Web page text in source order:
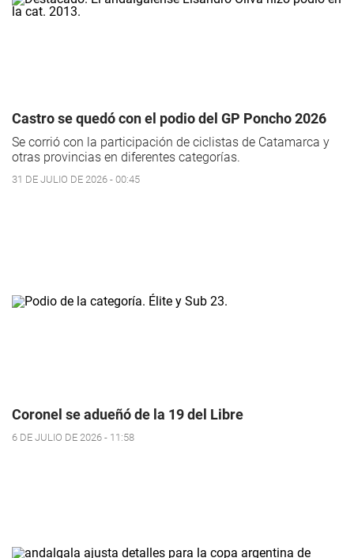
Castro se quedó con el podio del GP Poncho 2026
Se corrió con la participación de ciclistas de Catamarca y
otras provincias en diferentes categorías.
31 DE JULIO DE 2026 - 00:45
Coronel se adueñó de la 19 del Libre
6 DE JULIO DE 2026 - 11:58